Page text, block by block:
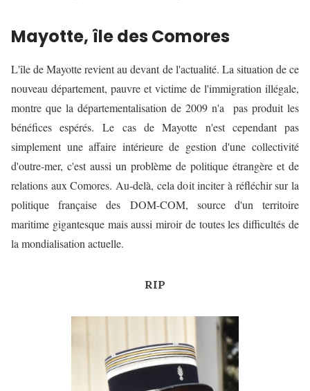
Mayotte, île des Comores
L'île de Mayotte revient au devant de l'actualité. La situation de ce
nouveau département, pauvre et victime de l'immigration illégale,
montre que la départementalisation de 2009 n'a pas produit les
bénéfices espérés. Le cas de Mayotte n'est cependant pas
simplement une affaire intérieure de gestion d'une collectivité
d'outre-mer, c'est aussi un problème de politique étrangère et de
relations aux Comores. Au-delà, cela doit inciter à réfléchir sur la
politique française des DOM-COM, source d'un territoire
maritime gigantesque mais aussi miroir de toutes les difficultés de
la mondialisation actuelle.
RIP